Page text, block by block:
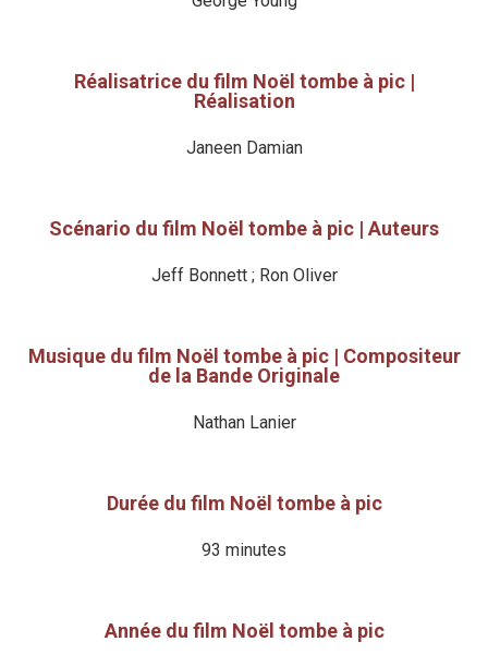
Réalisatrice du film Noël tombe à pic |
Réalisation
Janeen Damian
Scénario du film Noël tombe à pic | Auteurs
Jeff Bonnett ; Ron Oliver
Musique du film Noël tombe à pic | Compositeur
de la Bande Originale
Nathan Lanier
Durée du film Noël tombe à pic
93 minutes
Année du film Noël tombe à pic